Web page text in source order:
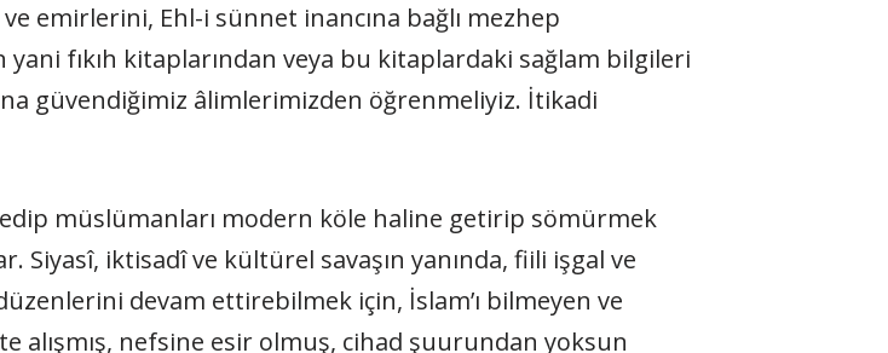
ve emirlerini, Ehl-i sünnet inancına bağlı mezhep
fıkıh kitaplarından veya bu kitaplardaki sağlam bilgileri
güvendiğimiz âlimlerimizden öğrenmeliyiz. İtikadi
edip müslümanları modern köle haline getirip sömürmek
Siyasî, iktisadî ve kültürel savaşın yanında, fiili işgal ve
devam ettirebilmek için, İslam’ı bilmeyen ve
alışmış, nefsine esir olmuş, cihad şuurundan yoksun